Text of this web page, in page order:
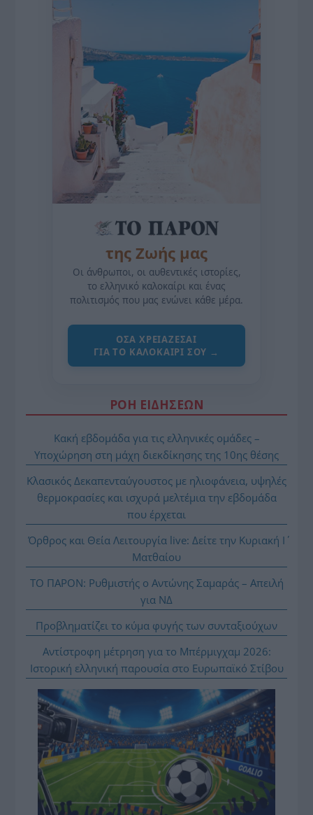
της Ζωής μας
Οι άνθρωποι, οι αυθεντικές ιστορίες,
το ελληνικό καλοκαίρι και ένας
πολιτισμός που μας ενώνει κάθε μέρα.
ΌΣΑ ΧΡΕΙΆΖΕΣΑΙ
ΓΙΑ ΤΟ ΚΑΛΟΚΑΊΡΙ ΣΟΥ →
ΡΟΗ ΕΙΔΗΣΕΩΝ
Κακή εβδομάδα για τις ελληνικές ομάδες –
Υποχώρηση στη μάχη διεκδίκησης της 10ης θέσης
Κλασικός Δεκαπενταύγουστος με ηλιοφάνεια, υψηλές
θερμοκρασίες και ισχυρά μελτέμια την εβδομάδα
που έρχεται
Όρθρος και Θεία Λειτουργία live: Δείτε την Κυριακή Ι΄
Ματθαίου
ΤΟ ΠΑΡΟΝ: Ρυθμιστής ο Αντώνης Σαμαράς – Απειλή
για ΝΔ
Προβληματίζει το κύμα φυγής των συνταξιούχων
Αντίστροφη μέτρηση για το Μπέρμιγχαμ 2026:
Ιστορική ελληνική παρουσία στο Ευρωπαϊκό Στίβου